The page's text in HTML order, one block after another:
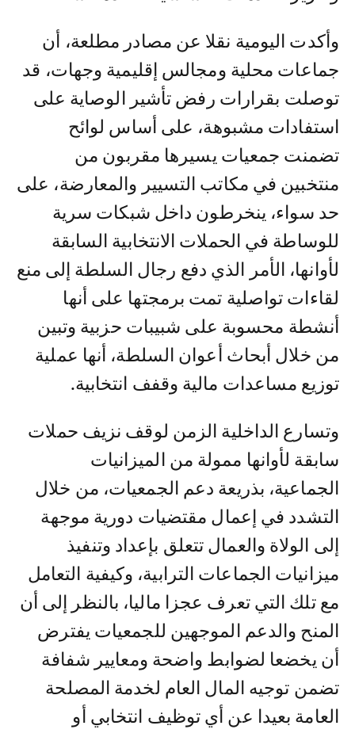
وأكدت اليومية نقلا عن مصادر مطلعة، أن
جماعات محلية ومجالس إقليمية وجهات، قد
توصلت بقرارات رفض تأشير الوصاية على
استفادات مشبوهة، على أساس لوائح
تضمنت جمعيات يسيرها مقربون من
منتخبين في مكاتب التسيير والمعارضة، على
حد سواء، ينخرطون داخل شبكات سرية
للوساطة في الحملات الانتخابية السابقة
لأوانها، الأمر الذي دفع رجال السلطة إلى منع
لقاءات تواصلية تمت برمجتها على أنها
أنشطة محسوبة على شبيبات حزبية وتبين
من خلال أبحاث أعوان السلطة، أنها عملية
توزيع مساعدات مالية وقفف انتخابية.
وتسارع الداخلية الزمن لوقف نزيف حملات
سابقة لأوانها ممولة من الميزانيات
الجماعية، بذريعة دعم الجمعيات، من خلال
التشدد في إعمال مقتضيات دورية موجهة
إلى الولاة والعمال تتعلق بإعداد وتنفيذ
ميزانيات الجماعات الترابية، وكيفية التعامل
مع تلك التي تعرف عجزا ماليا، بالنظر إلى أن
المنح والدعم الموجهين للجمعيات يفترض
أن يخضعا لضوابط واضحة ومعايير شفافة
تضمن توجيه المال العام لخدمة المصلحة
العامة بعيدا عن أي توظيف انتخابي أو